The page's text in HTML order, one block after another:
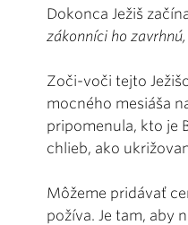
Dokonca Ježiš
zákonníci ho
Zoči-voči tejto
mocného mesiáša
pripomenula, kto je
chlieb, ako
Môžeme pridávať
požíva. Je tam, aby